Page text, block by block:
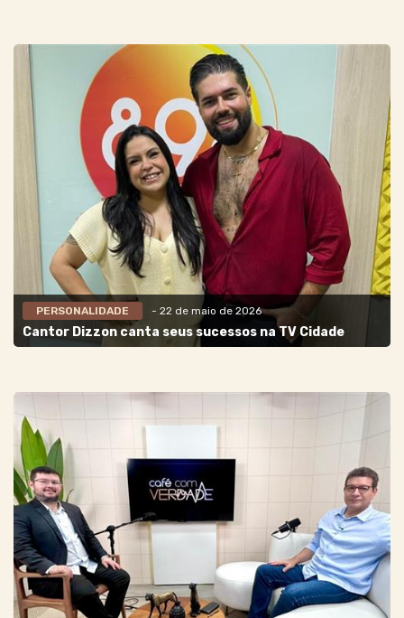
PERSONALIDADE - 22 de maio de 2026
Cantor Dizzon canta seus sucessos na TV Cidade